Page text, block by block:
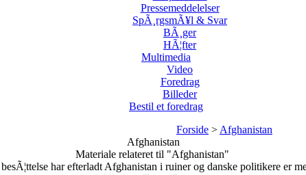
Pressemeddelelser
SpÃ¸rgsmÃ¥l & Svar
BÃ¸ger
HÃ¦fter
Multimedia
Video
Foredrag
Billeder
Bestil et foredrag
Forside > Afghanistan
Afghanistan
Materiale relateret til "Afghanistan"
har efterladt Afghanistan i ruiner og danske politikere er